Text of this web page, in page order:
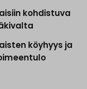
kohdistuva
köyhyys ja